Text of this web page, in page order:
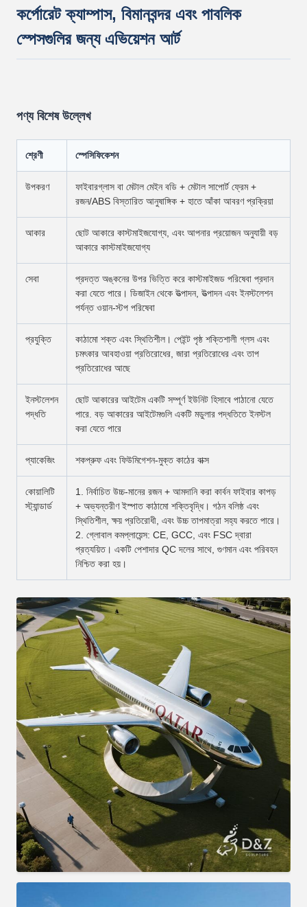
কর্পোরেট ক্যাম্পাস, বিমানবন্দর এবং পাবলিক
স্পেসগুলির জন্য এভিয়েশন আর্ট
পণ্য বিশেষ উল্লেখ
শ্রেণী স্পেসিফিকেশন
উপকরণ
ফাইবারগ্লাস বা মেটাল মেইন বডি + মেটাল সাপোর্ট ফ্রেম +
রজন/ABS বিস্তারিত আনুষাঙ্গিক + হাতে আঁকা আবরণ প্রক্রিয়া
আকার
ছোট আকারে কাস্টমাইজযোগ্য, এবং আপনার প্রয়োজন অনুযায়ী বড়
আকারে কাস্টমাইজযোগ্য
সেবা
প্রদত্ত অঙ্কনের উপর ভিত্তি করে কাস্টমাইজড পরিষেবা প্রদান
করা যেতে পারে। ডিজাইন থেকে উত্পাদন, উত্পাদন এবং ইনস্টলেশন
পর্যন্ত ওয়ান-স্টপ পরিষেবা
প্রযুক্তি
কাঠামো শক্ত এবং স্থিতিশীল। পেইন্ট পৃষ্ঠ শক্তিশালী গ্লস এবং
চমৎকার আবহাওয়া প্রতিরোধের, জারা প্রতিরোধের এবং তাপ
প্রতিরোধের আছে
ইনস্টলেশন
পদ্ধতি
ছোট আকারের আইটেম একটি সম্পূর্ণ ইউনিট হিসাবে পাঠানো যেতে
পারে. বড় আকারের আইটেমগুলি একটি মডুলার পদ্ধতিতে ইনস্টল
করা যেতে পারে
প্যাকেজিং শকপ্রুফ এবং ফিউমিগেশন-মুক্ত কাঠের বাক্স
কোয়ালিটি
স্ট্যান্ডার্ড
1. নির্বাচিত উচ্চ-মানের রজন + আমদানি করা কার্বন ফাইবার কাপড়
+ অভ্যন্তরীণ ইস্পাত কাঠামো শক্তিবৃদ্ধি। গঠন বলিষ্ঠ এবং
স্থিতিশীল, ক্ষয় প্রতিরোধী, এবং উচ্চ তাপমাত্রা সহ্য করতে পারে।
2. গ্লোবাল কমপ্লায়েন্স: CE, GCC, এবং FSC দ্বারা
প্রত্যয়িত। একটি পেশাদার QC দলের সাথে, গুণমান এবং পরিবহন
নিশ্চিত করা হয়।